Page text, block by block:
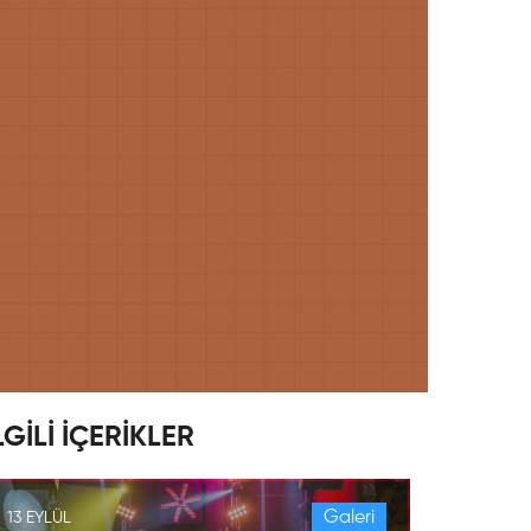
İÇERİKLER
13 EYLÜL Galeri